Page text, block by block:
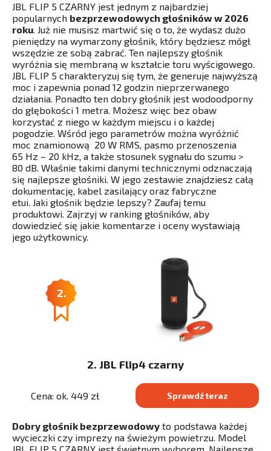
JBL FLIP 5 CZARNY jest jednym z najbardziej
popularnych bezprzewodowych głośników w 2026
roku. Już nie musisz martwić się o to, że wydasz dużo
pieniędzy na wymarzony głośnik, który będziesz mógł
wszędzie ze sobą zabrać. Ten najlepszy głośnik
wyróżnia się membraną w kształcie toru wyścigowego.
JBL FLIP 5 charakteryzuj się tym, że generuje najwyższą
moc i zapewnia ponad 12 godzin nieprzerwanego
działania. Ponadto ten dobry głośnik jest wodoodporny
do głębokości 1 metra. Możesz więc bez obaw
korzystać z niego w każdym miejscu i o każdej
pogodzie. Wśród jego parametrów można wyróżnić
moc znamionową 20 W RMS, pasmo przenoszenia
65 Hz – 20 kHz, a także stosunek sygnału do szumu >
80 dB. Właśnie takimi danymi technicznymi odznaczają
się najlepsze głośniki. W jego zestawie znajdziesz całą
dokumentację, kabel zasilający oraz fabryczne
etui. Jaki głośnik będzie lepszy? Zaufaj temu
produktowi. Zajrzyj w ranking głośników, aby
dowiedzieć się jakie komentarze i oceny wystawiają
jego użytkownicy.
2.
2. JBL Flip4 czarny
Cena: ok. 449 zł Sprawdź teraz
Dobry głośnik bezprzewodowy to podstawa każdej
wycieczki czy imprezy na świeżym powietrzu. Model